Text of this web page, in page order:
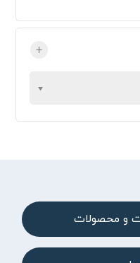
+
و محصولات